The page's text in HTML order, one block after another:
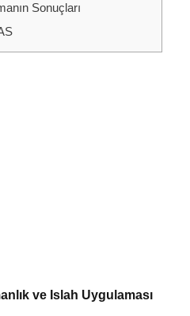
Sonuçları
ve Islah Uygulaması